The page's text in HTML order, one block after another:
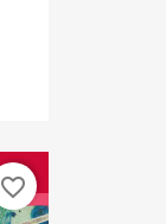
favorite_border